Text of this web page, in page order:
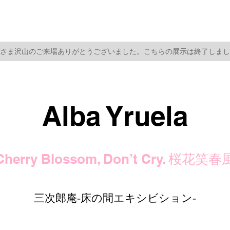
ま​沢山のご来場ありがとうございました。こちらの展示は終了しまし
Alba Yruela
Blossom, Don’t Cry. 桜花笑春
三次郎庵-床の間エキシビション-